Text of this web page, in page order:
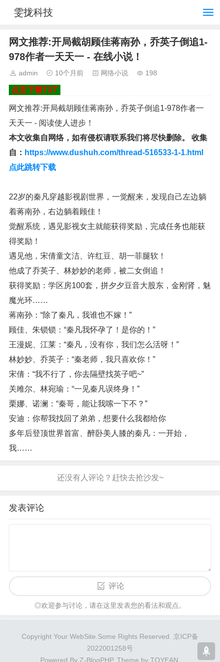
雯拢科技
网文推荐:开局截胡顾佳蒋南孙，乔英子倒追1-
978作者一天天一 - 在线小说！
admin 10个月前 网络小说 198
点击下载TXT
网文推荐:开局截胡顾佳蒋南孙，乔英子倒追1-978作者一
天天一 - 阅读使人进步！
本文收集自网络，如有侵权请联系我们将尽快删除。 收集
自： https://www.dushuh.com/thread-516533-1-1.html
点此跳转下载
22岁的秦凡穿越影视剧世界，一觉醒来，发现自己左边躺
着蒋南孙，右边躺着顾佳！
觉醒系统，遇见影视女主就能获得奖励，完成任务也能获
得奖励！
遇见他，宋倩童文洁、许红豆、胡一菲腿软！
他成了乔英子、林妙妙的老师，被二女倒追！
获得奖励：学区房100套，拼夕夕豆音大股东，金刚肾，魅
魔光环……
蒋南孙：“除了秦凡，我谁也不嫁！”
顾佳、朱锁锁：“秦凡我怀孕了！是你的！”
王漫妮、江莱：“秦凡，没有你，我们怎么活呀！”
林妙妙、乔英子：“秦老师，我只喜欢你！”
宋倩：“我不行了，你去隔壁找英子吧~”
关雎尔、林宛瑜：“一见秦凡误终身！”
栗娜、诺澜：“秦哥，能让我嗦一下不？”
安迪：你帮我找回了弟弟，想要什么我都给你
多年后登顶世界首富、醉卧美人膝的秦凡：一开始，
我……
发表评论
评论
◎欢迎参与讨论，请在这里发表您的看法和观点。
Copyright Your WebSite.Some Rights Reserved. 京ICP备
2022001258号
Powered By Z-BlogPHP. Theme by TOYEAN